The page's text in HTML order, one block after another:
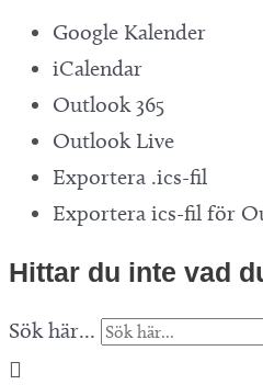
Google Kalender
iCalendar
Outlook 365
Outlook Live
Exportera .ics-fil
Exportera ics-fil för
Hittar du inte vad
Sök här...